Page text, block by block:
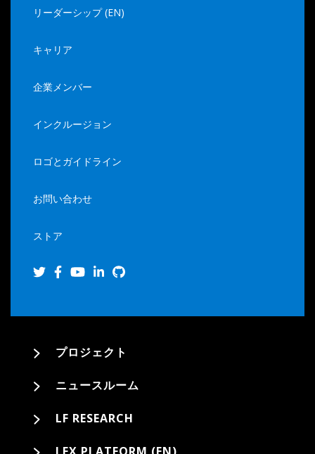
リーダーシップ (EN)
キャリア
企業メンバー
インクルージョン
ロゴとガイドライン
お問い合わせ
ストア
プロジェクト
ニュースルーム
LF RESEARCH